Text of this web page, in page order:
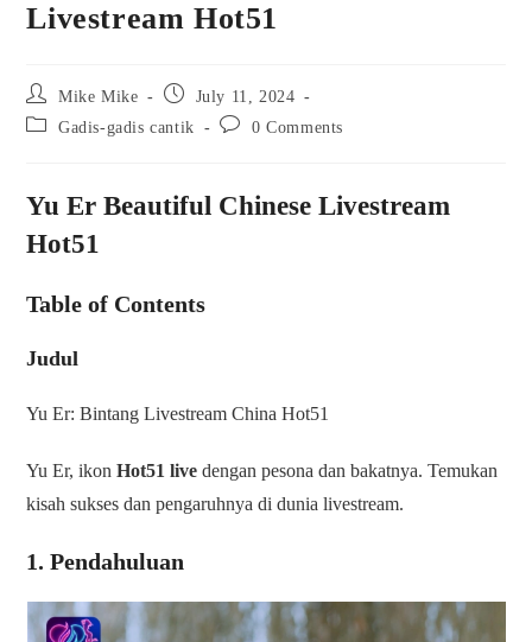
Livestream Hot51
Post
author:
Mike Mike
Post
published:
July 11, 2024
Post Gadis-gadis cantik
Post 0 Comments
Yu Er Beautiful Chinese Livestream
Hot51
Table of Contents
Judul
Yu Er: Bintang Livestream China Hot51
Yu Er, ikonHot51 live dengan pesona dan bakatnya. Temukan
kisah sukses dan pengaruhnya di dunia livestream.
1. Pendahuluan